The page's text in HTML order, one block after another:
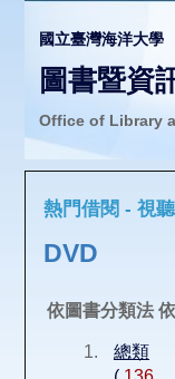
國立臺灣海洋大學
圖書暨資
Office of Library
熱門借閱 - 視
DVD
依圖書分類法
總類